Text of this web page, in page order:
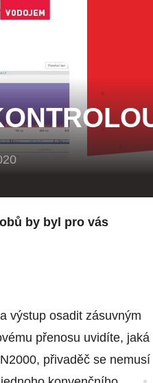
by byl pro vás
výstup osadit zásuvným
přenosu uvidíte, jaká
přivaděč se nemusí